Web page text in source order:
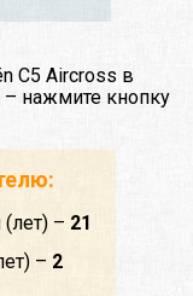
C5 Aircross в
нажмите кнопку
(лет) – 21
– 2